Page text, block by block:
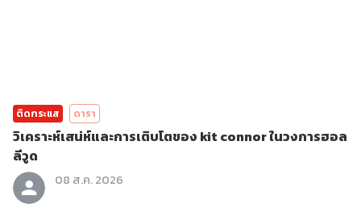
ติดกระแส ดารา
วิเคราะห์เสน่ห์และการเติบโตของ kit connor ในวงการฮอล
ลีวูด
08 ส.ค. 2026